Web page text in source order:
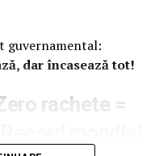
guvernamental:
dar încasează tot!
rachete =